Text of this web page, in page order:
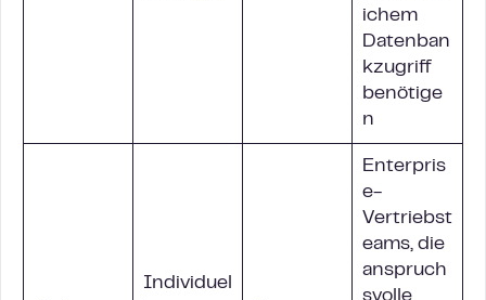
ichem
Datenban
kzugriff
benötige
n
Individuel
Enterpris
e-
Vertriebst
eams, die
anspruch